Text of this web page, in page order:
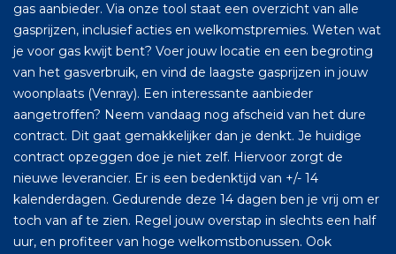
gas aanbieder. Via onze tool staat een overzicht van alle
gasprijzen, inclusief acties en welkomstpremies. Weten wat
je voor gas kwijt bent? Voer jouw locatie en een begroting
van het gasverbruik, en vind de laagste gasprijzen in jouw
woonplaats (Venray). Een interessante aanbieder
aangetroffen? Neem vandaag nog afscheid van het dure
contract. Dit gaat gemakkelijker dan je denkt. Je huidige
contract opzeggen doe je niet zelf. Hiervoor zorgt de
nieuwe leverancier. Er is een bedenktijd van +/- 14
kalenderdagen. Gedurende deze 14 dagen ben je vrij om er
toch van af te zien. Regel jouw overstap in slechts een half
uur, en profiteer van hoge welkomstbonussen. Ook